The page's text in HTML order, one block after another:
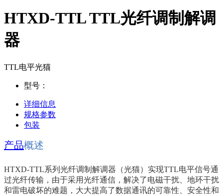
HTXD-TTL TTL光纤调制解调
器
TTL电平光猫
型号：
详细信息
规格参数
包装
产品概述
HTXD-TTL系列光纤调制解调器（光猫）实现TTL电平信号通
过光纤传输，由于采用光纤通信，解决了电磁干扰、地环干扰
和雷电破坏的难题，大大提高了数据通讯的可靠性、安全性和